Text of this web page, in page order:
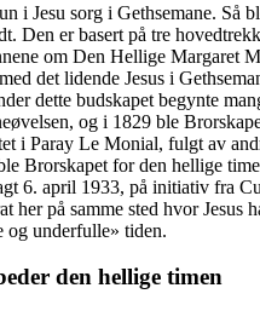
i Jesu sorg i Gethsemane. Så
Den er basert på tre
om Den Hellige Margaret
det lidende Jesus i
dette budskapet begynte
og i 1829 ble
i Paray Le Monial, fulgt av
Brorskapet for den hellige
6. april 1933, på initiativ fra
her på samme sted hvor Jesus
og underfulle» tiden.
den hellige timen